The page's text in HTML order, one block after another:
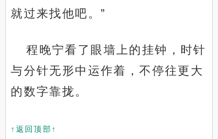
就过来找他吧。”
程晚宁看了眼墙上的挂钟，时针
与分针无形中运作着，不停往更大
的数字靠拢。
↑返回顶部↑